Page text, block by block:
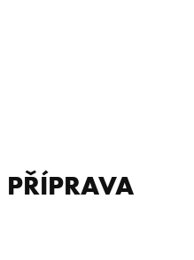
PŘÍPRAVA